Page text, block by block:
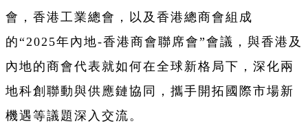
會，香港工業總會，以及香港總商會組成
的“2025年內地-香港商會聯席會”會議，與香港及
內地的商會代表就如何在全球新格局下，深化兩
地科創聯動與供應鏈協同，攜手開拓國際市場新
機遇等議題深入交流。